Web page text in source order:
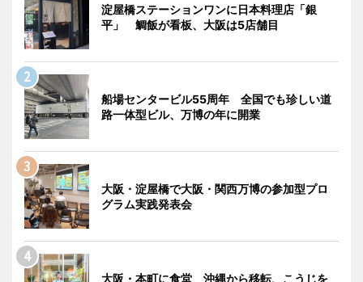
淀屋橋ステーションワンに日本料理店「銀
平」 鯛飯が看板、大阪は5店舗目
船場センタービル55周年 全国でも珍しい道
路一体型ビル、万博の年に開業
大阪・淀屋橋で大阪・関西万博の参加型プロ
グラム実践発表会
大阪・本町に食堂 沖縄から移転、こうじを